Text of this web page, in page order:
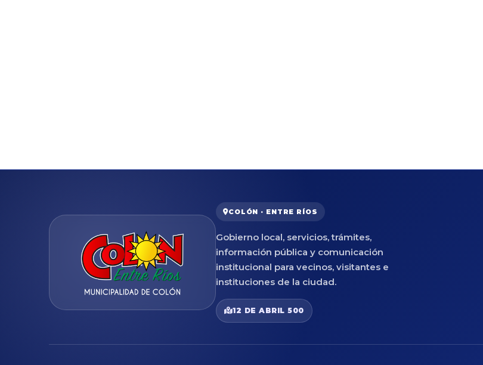
COLÓN · ENTRE RÍOS
Gobierno local, servicios, trámites,
información pública y comunicación
institucional para vecinos, visitantes e
instituciones de la ciudad.
12 DE ABRIL 500